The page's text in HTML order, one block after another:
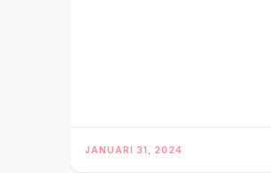
JANUARI 31, 2024